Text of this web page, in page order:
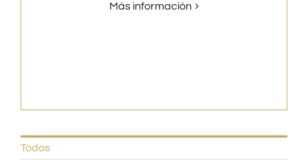
Más información
Todos